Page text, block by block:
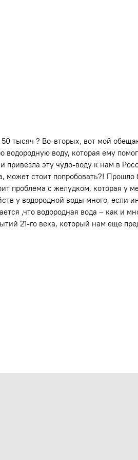
тысяч ? Во-вторых, вот мой
воду, которая ему
эту чудо-воду к нам в
может стоит попробовать?!
проблема с желудком, которая у
у водородной воды много, если
,что водородная вода – как и
21-го века, который нам еще